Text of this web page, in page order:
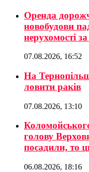
Оренда
новобудови
нерухомості
07.08.2026, 16:52
На
ловити раків
07.08.2026, 13:10
голову
посадили, то
06.08.2026, 18:16